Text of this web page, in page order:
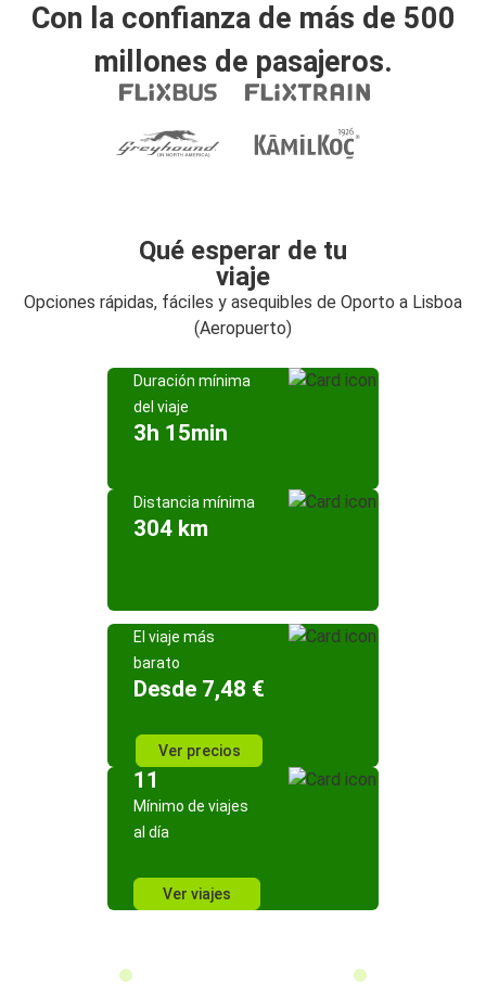
Con la confianza de más de 500
millones de pasajeros.
Qué esperar de tu
viaje
Opciones rápidas, fáciles y asequibles de Oporto a Lisboa
(Aeropuerto)
Duración mínima
del viaje
3h 15min
Distancia mínima
304 km
El viaje más
barato
Desde 7,48 €
Ver precios
11
Mínimo de viajes
al día
Ver viajes